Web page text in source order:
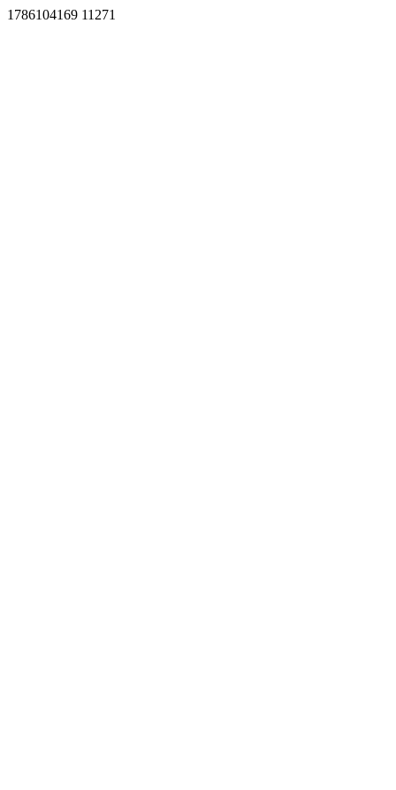
1786104169 11271